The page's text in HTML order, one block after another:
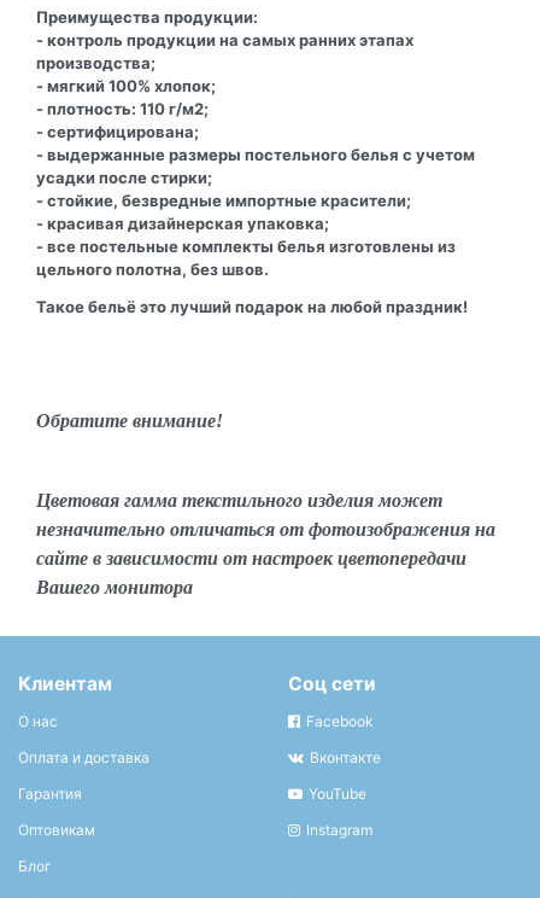
Преимущества продукции:
- контроль продукции на самых ранних этапах
производства;
- мягкий 100% хлопок;
- плотность: 110 г/м2;
- сертифицирована;
- выдержанные размеры постельного белья с учетом
усадки после стирки;
- стойкие, безвредные импортные красители;
- красивая дизайнерская упаковка;
- все постельные комплекты белья изготовлены из
цельного полотна, без швов.
Такое бельё это лучший подарок на любой праздник!
Обратите внимание!
Цветовая гамма текстильного изделия может
незначительно отличаться от фотоизображения на
сайте в зависимости от настроек цветопередачи
Вашего монитора
Клиентам
О нас
Оплата и доставка
Гарантия
Оптовикам
Блог
Соц сети
Facebook
Вконтакте
YouTube
Instagram